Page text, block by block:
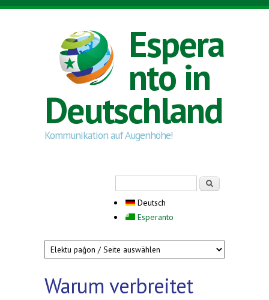
Direkt zum Inhalt
Espera
nto in
Deutschland
Kommunikation auf Augenhöhe!
Deutsch
Esperanto
Warum verbreitet